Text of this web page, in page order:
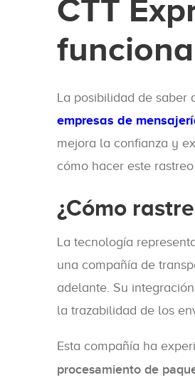
CTT
La posibilidad de saber
empresas de
mejora la confianza y
cómo hacer este
¿Cómo
La tecnología
una compañía de
adelante. Su
la trazabilidad de los
Esta compañía ha
procesamiento de